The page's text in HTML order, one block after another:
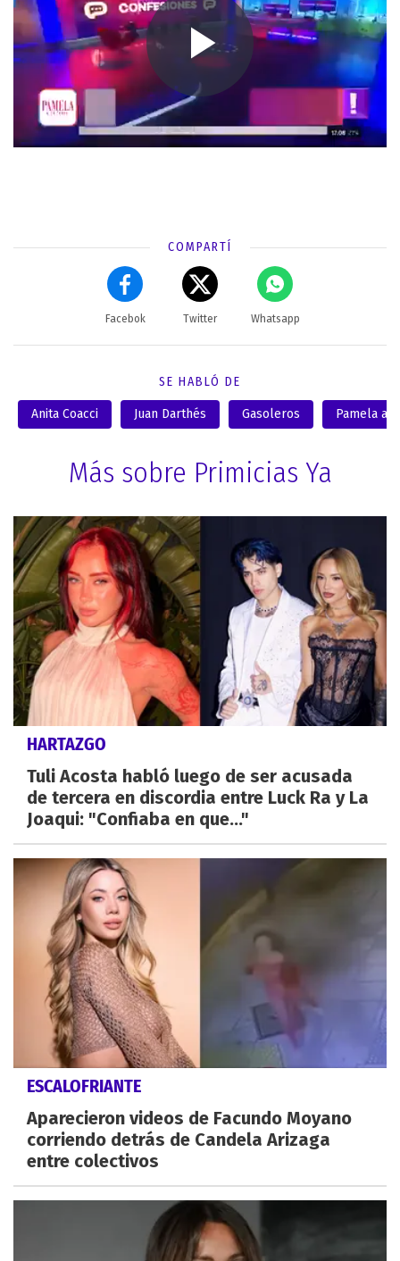
COMPARTÍ
Facebok Twitter Whatsapp
SE HABLÓ DE
Anita Coacci Juan Darthés Gasoleros Pamela a
Más sobre Primicias Ya
HARTAZGO
Tuli Acosta habló luego de ser acusada
de tercera en discordia entre Luck Ra y La
Joaqui: "Confiaba en que..."
ESCALOFRIANTE
Aparecieron videos de Facundo Moyano
corriendo detrás de Candela Arizaga
entre colectivos